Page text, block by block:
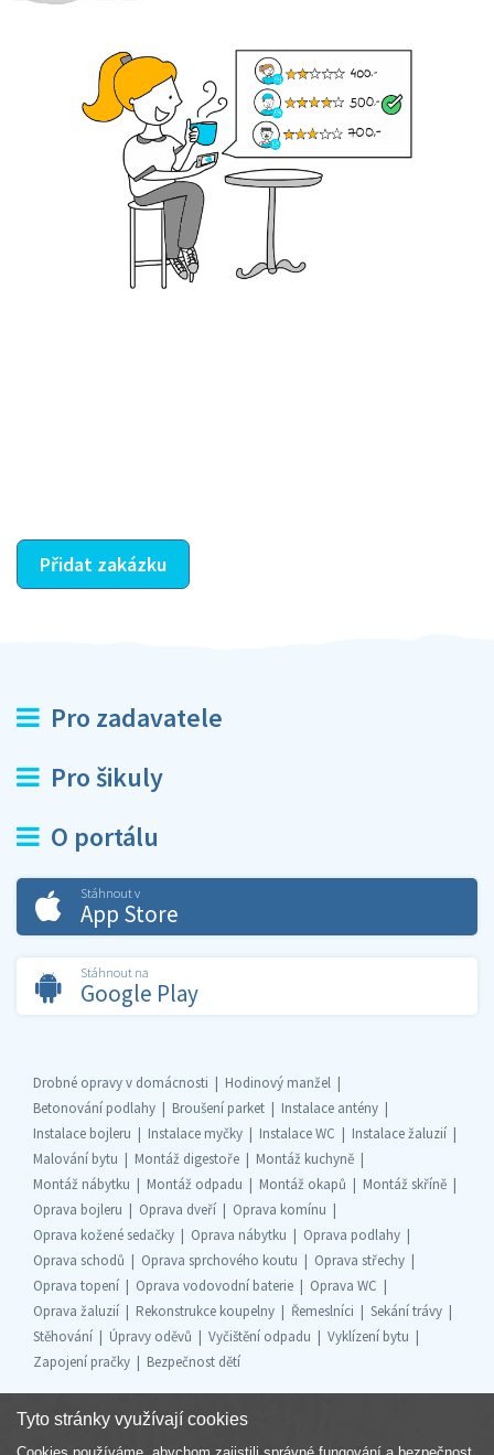
Přidat zakázku
Pro zadavatele
Pro šikuly
O portálu
Stáhnout v
App Store
Stáhnout na
Google Play
Drobné opravy v domácnosti
Hodinový manžel
Betonování podlahy
Broušení parket
Instalace antény
Instalace bojleru
Instalace myčky Instalace WC
Instalace žaluzií
Malování bytu
Montáž digestoře
Montáž kuchyně
Montáž nábytku
Montáž odpadu Montáž okapů
Montáž skříně
Oprava bojleru
Oprava dveří
Oprava komínu
Oprava kožené sedačky
Oprava nábytku
Oprava podlahy
Oprava schodů
Oprava sprchového koutu
Oprava střechy
Oprava topení
Oprava vodovodní baterie
Oprava WC
Oprava žaluzií
Rekonstrukce koupelny Řemeslníci
Sekání trávy
Stěhování
Úpravy oděvů Vyčištění odpadu
Vyklízení bytu
Zapojení pračky
Bezpečnost dětí
Tyto stránky využívají cookies